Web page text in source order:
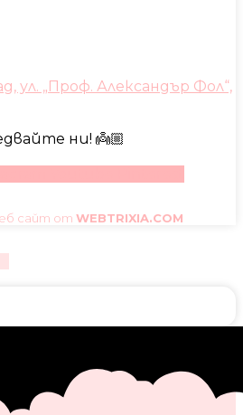
ул. „Проф. Александър Фол“,
ни! 👼🏼
сайт от WEBTRIXIA.COM